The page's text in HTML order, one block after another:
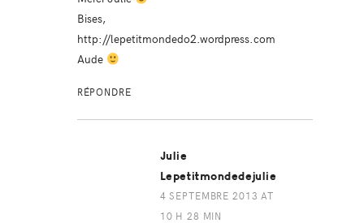
Bises,
http://lepetitmondedo2.wordpress.com
Aude
RÉPONDRE
Julie
Lepetitmondedejulie
4 SEPTEMBRE 2013 AT
10 H 28 MIN